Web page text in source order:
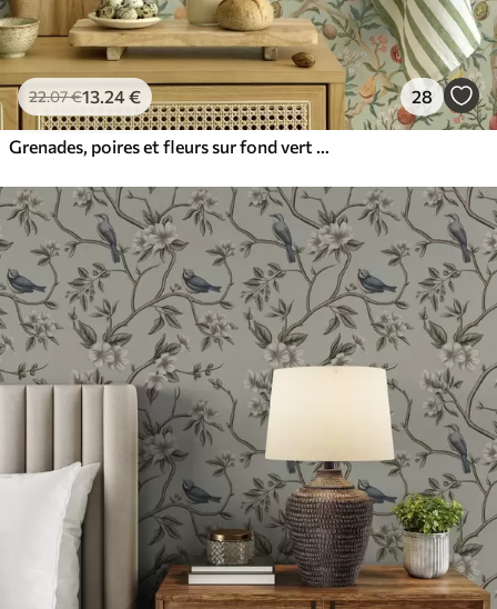
22.07€13.24€ 28
Grenades, poires et fleurs sur fond vert pâle